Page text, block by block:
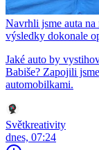
Navrhli jsme auta na
výsledky dokonale
Jaké auto by
Babiše? Zapojili
automobilkami.
Světkreativity
dnes, 07:24